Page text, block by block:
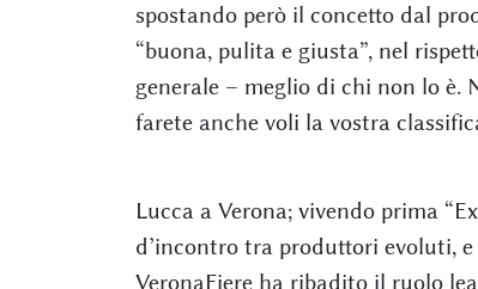
spostando però il concetto dal
“buona, pulita e giusta”, nel
generale – meglio di chi non lo è.
farete anche voli la vostra
Lucca a Verona; vivendo prima
d’incontro tra produttori evoluti,
VeronaFiere ha ribadito il ruolo